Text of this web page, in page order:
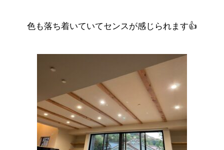
色も落ち着いていてセンスが感じられます👍